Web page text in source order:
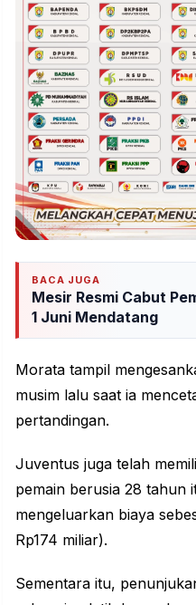
BACA JUGA
Mesir Resmi Cabut
1 Juni Mendatang
Morata tampil
musim lalu saat ia
pertandingan.
Juventus juga telah
pemain berusia 28 tahun
mengeluarkan biaya
Rp174 miliar).
Sementara itu,